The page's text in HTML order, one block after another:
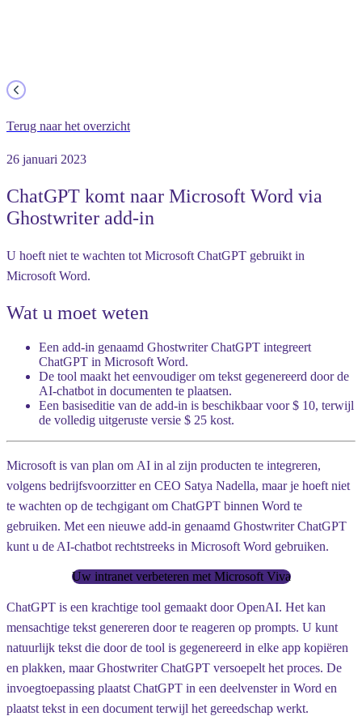
Terug naar het overzicht
26 januari 2023
ChatGPT komt naar Microsoft Word via
Ghostwriter add-in
U hoeft niet te wachten tot Microsoft ChatGPT gebruikt in
Microsoft Word.
Wat u moet weten
Een add-in genaamd Ghostwriter ChatGPT integreert
ChatGPT in Microsoft Word.
De tool maakt het eenvoudiger om tekst gegenereerd door de
AI-chatbot in documenten te plaatsen.
Een basiseditie van de add-in is beschikbaar voor $ 10, terwijl
de volledig uitgeruste versie $ 25 kost.
Microsoft is van plan om AI in al zijn producten te integreren,
volgens bedrijfsvoorzitter en CEO Satya Nadella, maar je hoeft niet
te wachten op de techgigant om ChatGPT binnen Word te
gebruiken. Met een nieuwe add-in genaamd Ghostwriter ChatGPT
kunt u de AI-chatbot rechtstreeks in Microsoft Word gebruiken.
Uw intranet verbeteren met Microsoft Viva
ChatGPT is een krachtige tool gemaakt door OpenAI. Het kan
mensachtige tekst genereren door te reageren op prompts. U kunt
natuurlijk tekst die door de tool is gegenereerd in elke app kopiëren
en plakken, maar Ghostwriter ChatGPT versoepelt het proces. De
invoegtoepassing plaatst ChatGPT in een deelvenster in Word en
plaatst tekst in een document terwijl het gereedschap werkt.